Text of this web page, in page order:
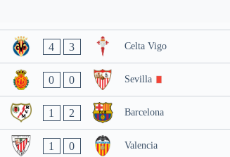
4 3 Celta Vigo
0 0 Sevilla
1 2 Barcelona
1 0 Valencia